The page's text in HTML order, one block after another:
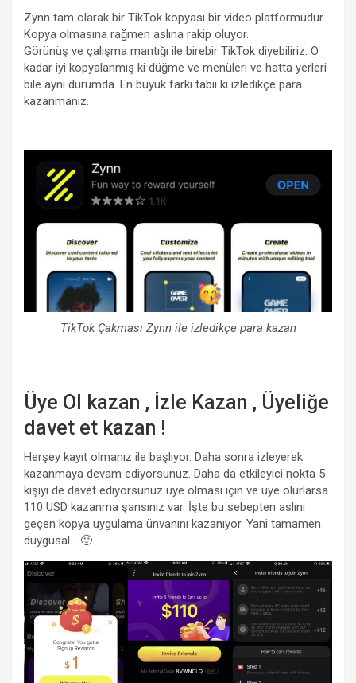
Zynn tam olarak bir TikTok kopyası bir video platformudur.
Kopya olmasına rağmen aslına rakip oluyor.
Görünüş ve çalışma mantığı ile birebir TikTok diyebiliriz. O
kadar iyi kopyalanmış ki düğme ve menüleri ve hatta yerleri
bile aynı durumda. En büyük farkı tabii ki izledikçe para
kazanmanız.
TikTok Çakması Zynn ile izledikçe para kazan
Üye Ol kazan , İzle Kazan , Üyeliğe
davet et kazan !
Herşey kayıt olmanız ile başlıyor. Daha sonra izleyerek
kazanmaya devam ediyorsunuz. Daha da etkileyici nokta 5
kişiyi de davet ediyorsunuz üye olması için ve üye olurlarsa
110 USD kazanma şansınız var. İşte bu sebepten aslını
geçen kopya uygulama ünvanını kazanıyor. Yani tamamen
duygusal… 🙂